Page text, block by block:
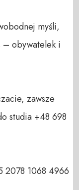
myśli,
– obywatelek i
studia +48 698
2078 1068 4966